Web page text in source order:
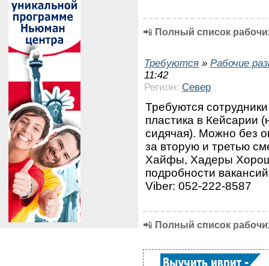
📲 Полный список
Требуются » Рабочие
11:42
Регион: Север
Требуются
пластика в Кейсарии
сидячая). Можно без
за вторую и третью
Хайфы, Хадеры
подробности
Viber: 052-222-8587
📲 Полный список